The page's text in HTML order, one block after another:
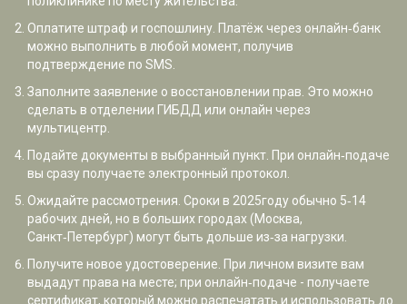
Оплатите штраф и госпошлину. Платёж через онлайн‑банк
можно выполнить в любой момент, получив
подтверждение по SMS.
Заполните заявление о восстановлении прав. Это можно
сделать в отделении ГИБДД или онлайн через
мультицентр.
Подайте документы в выбранный пункт. При онлайн‑подаче
вы сразу получаете электронный протокол.
Ожидайте рассмотрения. Сроки в 2025году обычно 5‑14
рабочих дней, но в больших городах (Москва,
Санкт‑Петербург) могут быть дольше из‑за нагрузки.
Получите новое удостоверение. При личном визите вам
выдадут права на месте; при онлайн‑подаче - получаете
сертификат, который можно распечатать и использовать до